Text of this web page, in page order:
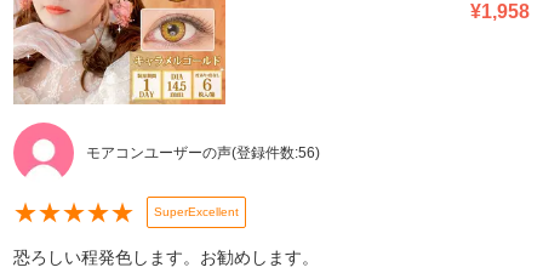
¥1,958
モアコンユーザーの声(登録件数:56)
★★★★★ SuperExcellent
恐ろしい程発色します。お勧めします。